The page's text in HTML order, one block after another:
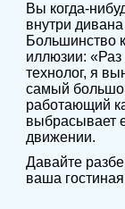
Вы когда-
внутри
Большинство
иллюзии: «Раз
технолог, я
самый
работающий
выбрасывает
движении.
Давайте
ваша